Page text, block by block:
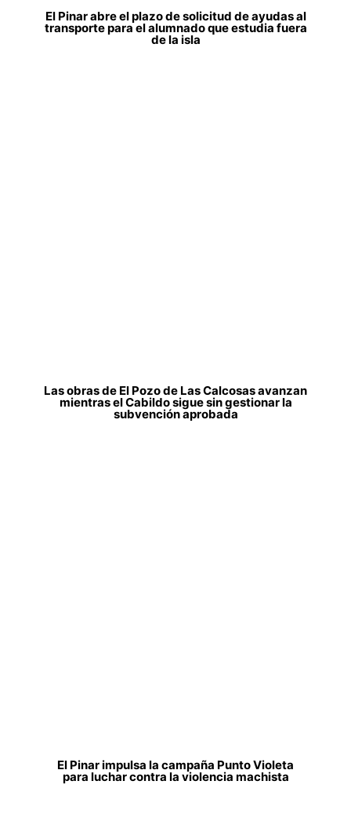
El Pinar abre el plazo de solicitud de ayudas al
transporte para el alumnado que estudia fuera
de la isla
Las obras de El Pozo de Las Calcosas avanzan
mientras el Cabildo sigue sin gestionar la
subvención aprobada
El Pinar impulsa la campaña Punto Violeta
para luchar contra la violencia machista